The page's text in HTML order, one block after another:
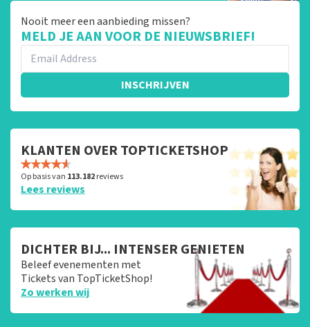
Nooit meer een aanbieding missen?
MELD JE AAN VOOR DE NIEUWSBRIEF!
INSCHRIJVEN
KLANTEN OVER TOPTICKETSHOP
Op basis van 113.182reviews
Lees reviews
DICHTER BIJ... INTENSER GENIETEN
Beleef evenementen met
Tickets van TopTicketShop!
Zo werken wij